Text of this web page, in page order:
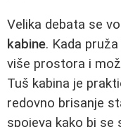
Velika debata se
kabine. Kada
više prostora i
Tuš kabina je
redovno brisanje
spojeva kako bi se